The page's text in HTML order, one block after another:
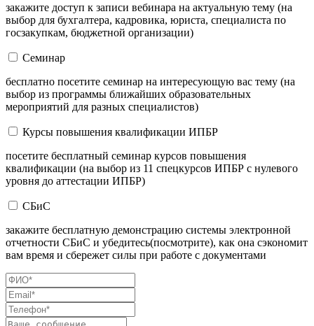
закажите доступ к записи вебинара на актуальную тему (на
выбор для бухгалтера, кадровика, юриста, специалиста по
госзакупкам, бюджетной организации)
Семинар
бесплатно посетите семинар на интересующую вас тему (на
выбор из программы ближайших образовательных
мероприятий для разных специалистов)
Курсы повышения квалификации ИПБР
посетите бесплатный семинар курсов повышения
квалификации (на выбор из 11 спецкурсов ИПБР с нулевого
уровня до аттестации ИПБР)
СБиС
закажите бесплатную демонстрацию системы электронной
отчетности СБиС и убедитесь(посмотрите), как она сэкономит
вам время и сбережет силы при работе с документами